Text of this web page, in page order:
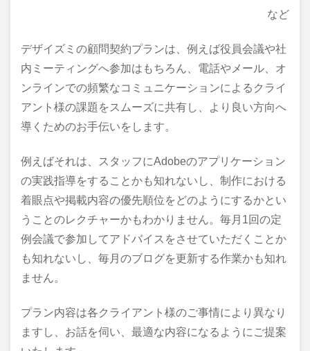
など
デザイズミの顧問契約プランは、例えば役員会議や社
内ミーティングへ参加はもちろん、電話やメール、オ
ンラインでの頻繁なコミュニケーションによるクライ
アント様の課題をスムーズに共有し、より良い方向へ
導くためのお手伝いをします。
例えばそれは、スタッフにAdobeのアプリケーション
の実践指導をすることかも知れないし、制作における
着眼点や掲載内容の優先順位をどのようにするかとい
うことのレクチャーかもわかりません。毎月1回の定
例会議で参加してアドバイスをさせていただくことか
も知れないし、毎月のブログを更新する作業かも知れ
ません。
プラン内容は各クライアント様のご事情により異なり
ますし、お話を伺い、最適な内容になるようにご提案